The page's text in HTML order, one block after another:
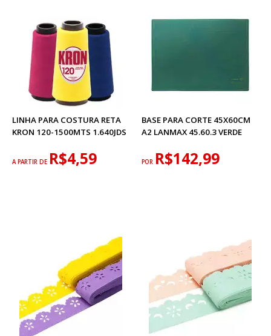
LINHA PARA COSTURA RETA
KRON 120-1500MTS 1.640JDS
A PARTIR DE R$4,59
BASE PARA CORTE 45X60CM
A2 LANMAX 45.60.3 VERDE
POR R$142,99